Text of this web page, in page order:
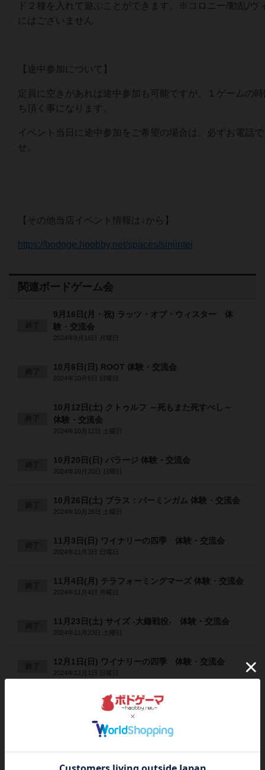
ド２種を入れて遊ぶことができます。※コロニー/動乱/ヴ
にはございません
【途中参加について】
定員に空きがあれば途中参加も可能ですが、１ゲームの
ち頂く事になります。
イベント当日に途中参加をご希望の場合は、必ずお電話
せ。
【その他当店イベント情報は↓から】
https://bodoge.hoobby.net/spaces/sinjintei
関連ボードゲーム会
9月16日(月・祝) ラッツ・オブ・ウィスター 体
験・交流会
2024年9月16日 月曜日
10月6日(日) ROOT 体験・交流会
2024年10月6日 日曜日
10月12日(土) クトゥルフ ～死もまた死すべし～
体験・交流会
2024年10月12日 土曜日
10月20日(日) バラージ 体験・交流会
2024年10月20日 日曜日
10月26日(土) ブラス：バーミンガム 体験・交流会
2024年10月26日 土曜日
11月3日(日) ワイナリーの四季 体験・交流会
2024年11月3日 日曜日
11月4日(月) テラフォーミングマーズ 体験・交流会
2024年11月4日 月曜日
11月23日(土) サイズ -大鎌戦役- 体験・交流会
2024年11月23日 土曜日
12月1日(日) ワイナリーの四季 体験・交流会
2024年12月1日 日曜日
12月7日(土) バラージ 体験・交流会
2024年12月7日 土曜日
2024年12月15日 日曜日